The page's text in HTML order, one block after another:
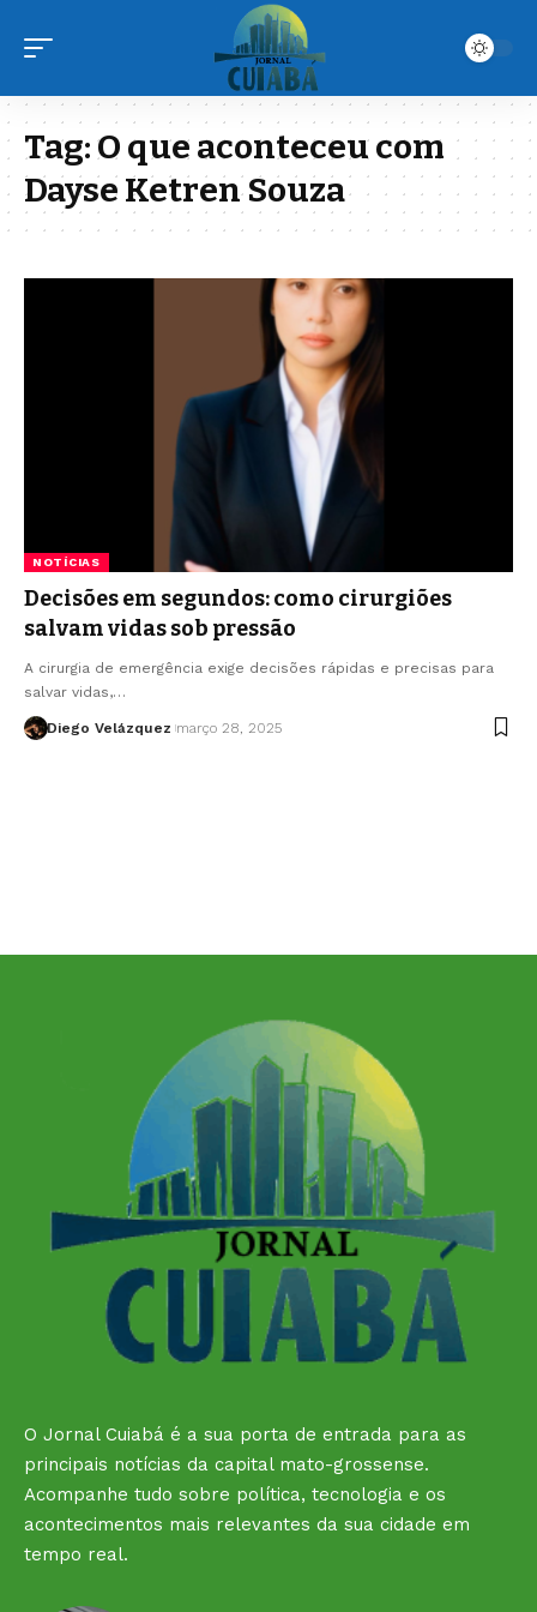
Tag:O que aconteceu com
Dayse Ketren Souza
NOTÍCIAS
Decisões em segundos: como cirurgiões
salvam vidas sob pressão
A cirurgia de emergência exige decisões rápidas e precisas para
salvar vidas,…
Diego Velázquez março 28, 2025
O Jornal Cuiabá é a sua porta de entrada para as
principais notícias da capital mato-grossense.
Acompanhe tudo sobre política, tecnologia e os
acontecimentos mais relevantes da sua cidade em
tempo real.